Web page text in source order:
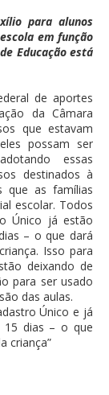
para alunos
em função
Educação está
de aportes
da Câmara
que estavam
possam ser
essas
destinados à
que as famílias
escolar. Todos
Único já estão
– o que dará
Isso para
deixando de
para ser usado
das aulas.
Único e já
15 dias – o que
criança”